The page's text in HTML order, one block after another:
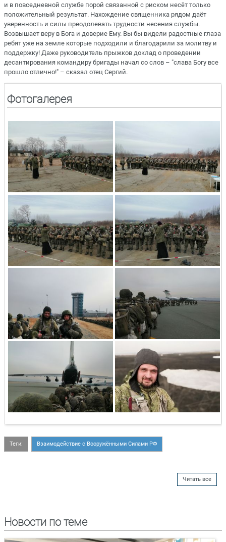
и в повседневной службе порой связанной с риском несёт только
положительный результат. Нахождение священника рядом даёт
уверенность и силы преодолевать трудности несения службы.
Возвышает веру в Бога и доверие Ему. Вы бы видели радостные глаза
ребят уже на земле которые подходили и благодарили за молитву и
поддержку! Даже руководитель прыжков доклад о проведении
десантирования командиру бригады начал со слов – "слава Богу все
прошло отлично!" – сказал отец Сергий.
Фотогалерея
Теги: Взаимодействие с Вооружёнными Силами РФ
Читать все
Новости по теме